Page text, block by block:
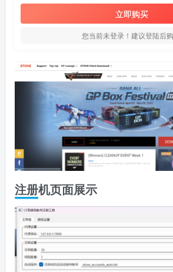
立即购买
您当前未登录！建议登陆后
注册机页面展示